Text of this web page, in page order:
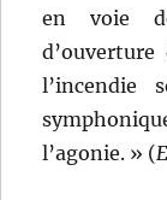
en voie
l’incendie
l’agonie. » (